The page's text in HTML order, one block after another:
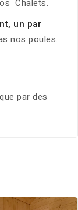
Chalets.
un par
nos poules...
par des